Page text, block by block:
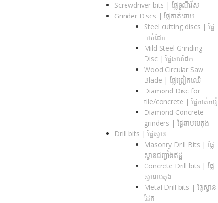
Screwdriver bits | ផ្លែទួណឺវីស
Grinder Discs |​ ផ្លែកាត់/ឆាប
Steel cutting discs |​ ផ្លែ
កាត់ដែក
Mild Steel Grinding
Disc | ផ្លែឆាបដែក
Wood Circular Saw
Blade | ផ្លែជ្រៀកឈើ
Diamond Disc for
tile/concrete​ | ផ្លែកាត់ការ៉ូ
Diamond Concrete
grinders | ផ្លែឆាបបេតុង
Drill bits |​ ផ្លែស្វាន
Masonry Drill Bits |​ ផ្លែ
ស្វានជញ្ជាំងឥដ្ឋ
Concrete Drill bits |​ ផ្លែ
ស្វានបេតុង
Metal Drill bits |​ ផ្លែស្វាន
ដែក